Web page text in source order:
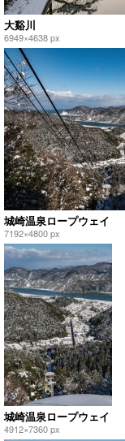
大谿川
6949×4638 px
城崎温泉ロープウェイ
7192×4800 px
城崎温泉ロープウェイ
4912×7360 px